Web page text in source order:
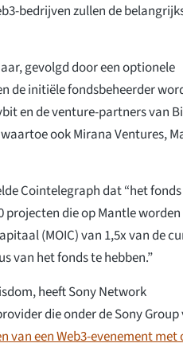
bedrijven zullen de
gevolgd door een optionele
de initiële fondsbeheerder
en de venture-partners van
ook Mirana Ventures,
Cointelegraph dat “het
projecten die op Mantle
(MOIC) van 1,5x van de
van het fonds te hebben.”
heeft Sony Network
die onder de Sony
van een Web3-evenement met